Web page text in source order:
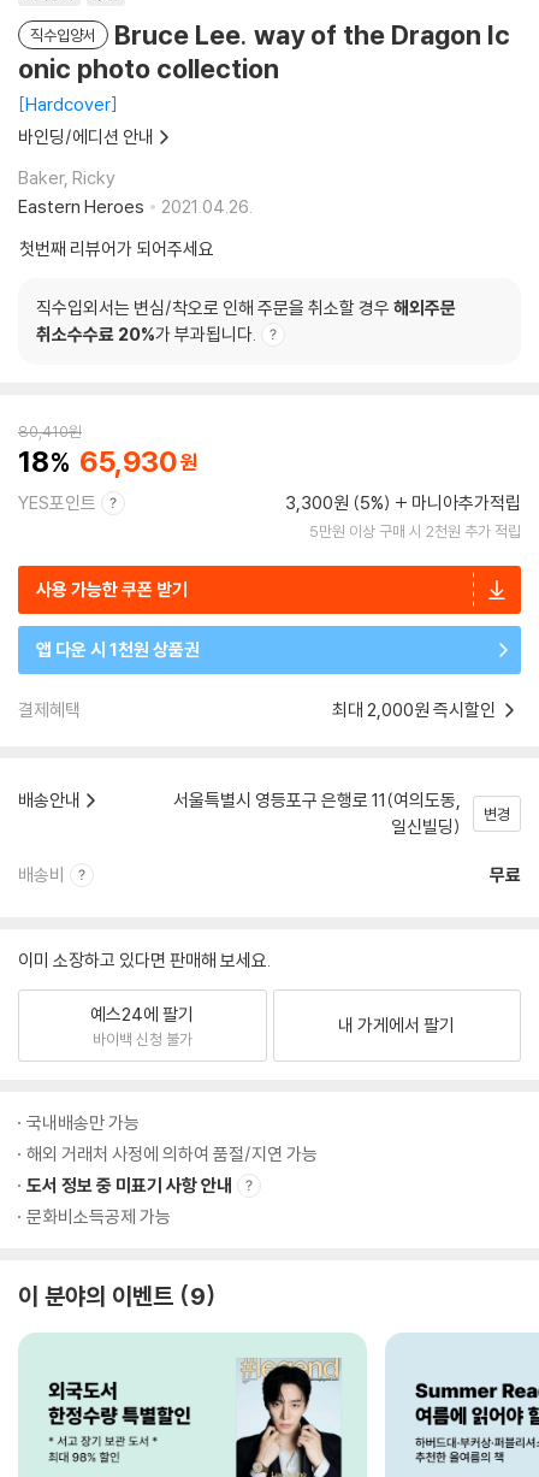
직수입양서
Bruce Lee. way of the Dragon Ic
onic photo collection
Hardcover
바인딩/에디션 안내
Baker, Ricky
Eastern Heroes
2021.04.26.
첫번째 리뷰어가 되어주세요
직수입외서는 변심/착오로 인해 주문을 취소할 경우 해외주문
취소수수료 20%가 부과됩니다.
80,410원
18 65,930
YES포인트 3,300원 (5%) 마니아추가적립
5만원 이상 구매 시 2천원 추가 적립
사용 가능한 쿠폰 받기
앱 다운 시 1천원 상품권
결제혜택 최대 2,000원 즉시할인
배송안내
서울특별시 영등포구 은행로 11(여의도동,
일신빌딩)
변경
배송비 무료
이미 소장하고 있다면 판매해 보세요.
예스24에 팔기
바이백 신청 불가
내 가게에서 팔기
국내배송만 가능
해외 거래처 사정에 의하여 품절/지연 가능
도서 정보 중 미표기 사항 안내
문화비소득공제 가능
이 분야의 이벤트 9